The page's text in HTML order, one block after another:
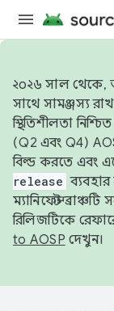
২০২৬ সাল থেকে,
সাথে সামঞ্জস্য
স্থিতিশীলতা
(Q2 এবং Q4)
বিল্ড করতে এবং
release
ম্যানিফেস্ট
রিলিজটিকে
to AOSP দেখুন।